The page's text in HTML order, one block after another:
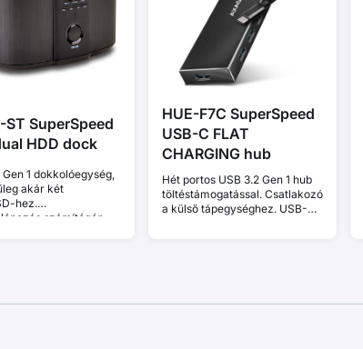
ST SuperSpeed
HDD dock
Gen 1 dokkolóegység,
akár két
hez.
számítógép
HUE-F7C SuperSpeed
USB-C FLAT
CHARGING hub
Hét portos USB 3.2 Gen 1 hub
töltéstámogatással. Csatlakozó
a külső tápegységhez. USB-C